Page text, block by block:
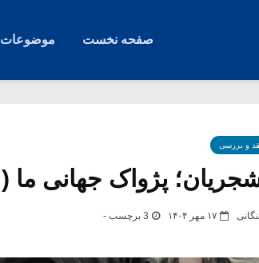
صفحه نخست موضوعات
و بررسی
پژواک جهانی ما (۱)
۱۷ مهر ۱۴۰۴ 3 برچسب -